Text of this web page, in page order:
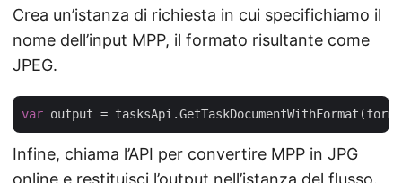
Crea un’istanza di richiesta in cui specifichiamo il
nome dell’input MPP, il formato risultante come
JPEG.
var
Infine, chiama l’API per convertire MPP in JPG
online e restituisci l’output nell’istanza del flusso.